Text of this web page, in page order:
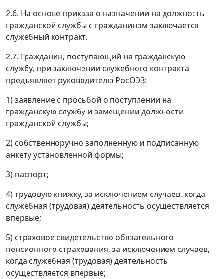
2.6. На основе приказа о назначении на должность
гражданской службы с гражданином заключается
служебный контракт.
2.7. Гражданин, поступающий на гражданскую
службу, при заключении служебного контракта
предъявляет руководителю РосОЭЗ:
1) заявление с просьбой о поступлении на
гражданскую службу и замещении должности
гражданской службы;
2) собственноручно заполненную и подписанную
анкету установленной формы;
3) паспорт;
4) трудовую книжку, за исключением случаев, когда
служебная (трудовая) деятельность осуществляется
впервые;
5) страховое свидетельство обязательного
пенсионного страхования, за исключением случаев,
когда служебная (трудовая) деятельность
осуществляется впервые;